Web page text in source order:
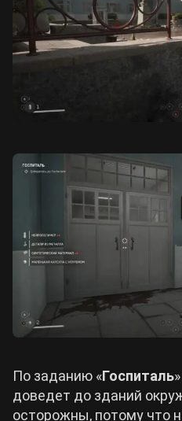
По заданию «Госпиталь
доведет до зданий
осторожны, потому что